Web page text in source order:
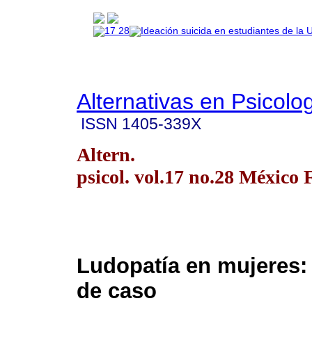
Alternativas en
ISSN 1405-339X
Altern.
psicol. vol.17 no.28 México
Ludopatía en
de caso